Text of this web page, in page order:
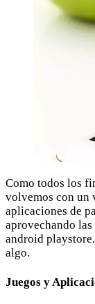
Como todos los
volvemos con un
aplicaciones de
aprovechando
android
algo.
Juegos y